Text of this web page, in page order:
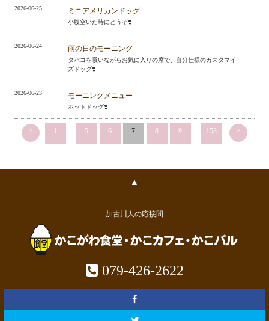
2026-06-25 ミニアメリカンドッグ
小腹空いた時にどうぞ❣️
2026-06-24 雨の日のモーニング
タバコを吸いながらお気に入りの席で、自分仕様のカスタマイ
ズドッグ❣️
2026-06-23 モーニングメニュー
ホットドッグ❣️
< 1 ... 5 6 7 8 9 ... 153 >
▲
加古川人の応接間
079-426-2622